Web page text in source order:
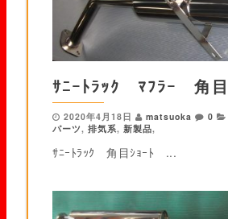
ｻﾆｰﾄﾗｯｸ ﾏﾌﾗｰ 角目
2020年4月18日 matsuoka 0
パーツ , 排気系, 新製品,
ｻﾆｰﾄﾗｯｸ 角目ｼｮｰﾄ ...